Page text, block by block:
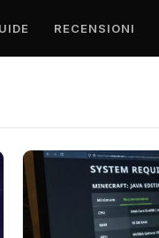
RECENSIONI